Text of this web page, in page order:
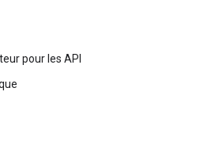
pour les API